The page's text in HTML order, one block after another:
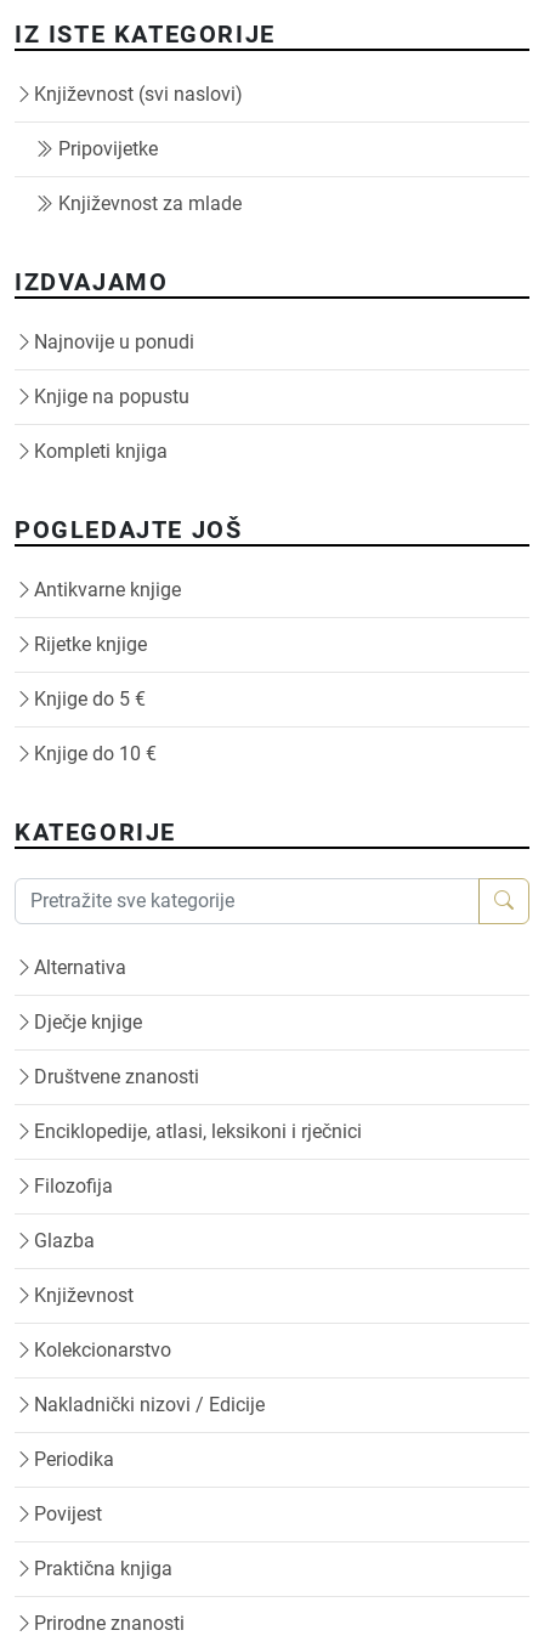
IZ ISTE KATEGORIJE
Književnost (svi naslovi)
Pripovijetke
Književnost za mlade
IZDVAJAMO
Najnovije u ponudi
Knjige na popustu
Kompleti knjiga
POGLEDAJTE JOŠ
Antikvarne knjige
Rijetke knjige
Knjige do 5 €
Knjige do 10 €
KATEGORIJE
Alternativa
Dječje knjige
Društvene znanosti
Enciklopedije, atlasi, leksikoni i rječnici
Filozofija
Glazba
Književnost
Kolekcionarstvo
Nakladnički nizovi / Edicije
Periodika
Povijest
Praktična knjiga
Prirodne znanosti